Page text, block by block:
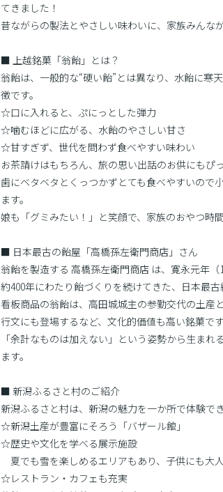
てきました！
昔ながらの製法とやさしい味わいに、家族みん
■ 上越銘菓「翁飴」とは？
翁飴は、一般的な“硬い飴”とは異なり、水飴に寒
徴です。
☆口に入れると、ぷにっとした弾力
☆噛むほどに広がる、水飴のやさしい甘さ
☆甘すぎず、世代を問わず食べやすい味わい
お茶請けはもちろん、旅の思い出話のお供にもぴっ
歯にベタベタとくっつかずとても食べやすいので
ます。
娘も「グミみたい！」と笑顔で、家族のおやつ時
■ 日本最古の飴屋「高橋孫左衛門商店」さん
翁飴を製造する 高橋孫左衛門商店 は、寛永元年（
約400年にわたり飴づくりを続けてきた、日本最古
看板商品の翁飴は、高田城城主の参勤交代の土産
行文にも登場するなど、文化的価値も高い銘菓です
「余計なものは加えない」という姿勢から生ま
ます。
■ 新潟ふるさと村のご紹介
新潟ふるさと村は、新潟の魅力を一か所で体験で
☆新潟土産が豊富にそろう「バザール館」
☆歴史や文化を学べる展示施設
夏でも雪を楽しめるエリアもあり、子供にも大人
☆レストラン・カフェも充実